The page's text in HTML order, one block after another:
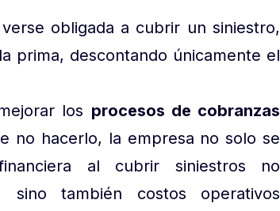
obligada a cubrir un siniestro,
prima, descontando únicamente el
los procesos de cobranzas
no hacerlo, la empresa no solo se
al cubrir siniestros no
sino también costos operativos